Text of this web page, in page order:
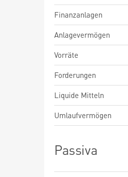
Finanzanlagen
Anlagevermögen
Vorräte
Forderungen
Liquide Mitteln
Umlaufvermögen
Passiva